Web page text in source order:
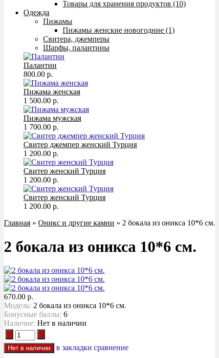
Товары для хранения продуктов (10)
Одежда
Пижамы
Пижамы женские новогодние (1)
Свитера, джемперы
Шарфы, палантины
Палантин
800.00 р.
Пижама женская
1 500.00 р.
Пижама мужская
1 700.00 р.
Свитер джемпер женский Турция
1 200.00 р.
Свитер женский Турция
1 200.00 р.
Свитер женский Турция
1 200.00 р.
Главная » Оникс и другие камни » 2 бокала из оникса 10*6 см.
2 бокала из оникса 10*6 см.
670.00 р.
Модель: 2 бокала из оникса 10*6 см.
Бонусные баллы: 6
Наличие: Нет в наличии
в закладки сравнение